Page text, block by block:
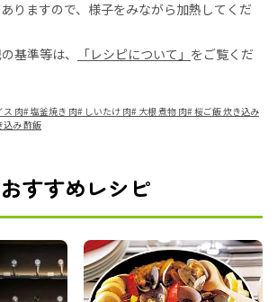
りますので、様子をみながら加熱してくだ
基準等は、
「レシピについて」 をご覧くだ
ス 肉#塩釜焼き 肉# しいたけ 肉# 大根 煮物 肉#桜ご飯 炊き込み
込み 酢飯
おすすめレシピ